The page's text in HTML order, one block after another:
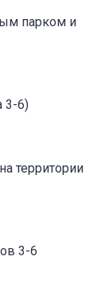
парком и
3-6)
территории
3-6